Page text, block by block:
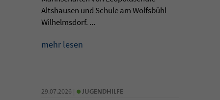
Altshausen und Schule am Wolfsbühl
Wilhelmsdorf. ...
mehr lesen
29.07.2026 | • JUGENDHILFE